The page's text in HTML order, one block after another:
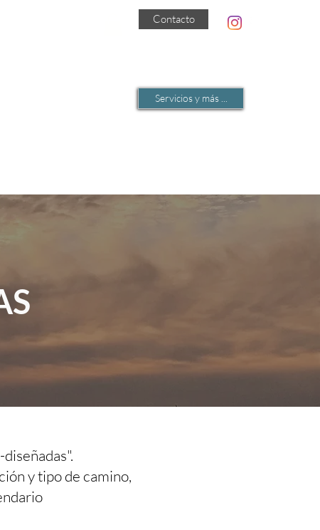
Contacto
Servicios y más ...
y tipo de camino,